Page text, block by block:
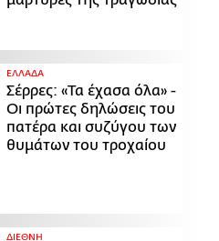
ΕΛΛΑΔΑ
Σέρρες: «Τα έχασα όλα» -
Οι πρώτες δηλώσεις του
πατέρα και συζύγου των
θυμάτων του τροχαίου
ΔΙΕΘΝΗ